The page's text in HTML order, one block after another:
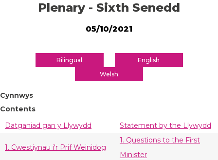
Plenary - Sixth Senedd
05/10/2021
Bilingual
English
Welsh
Cynnwys
Contents
Datganiad gan y Llywydd
Statement by the Llywydd
1. Cwestiynau i'r Prif Weinidog
1. Questions to the First
Minister